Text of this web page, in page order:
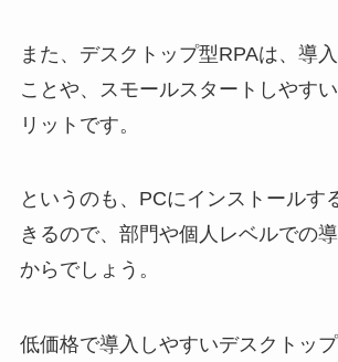
また、デスクトップ型RPAは、導
ことや、スモールスタートしやす
リットです。
というのも、PCにインストールす
きるので、部門や個人レベルでの
からでしょう。
低価格で導入しやすいデスクトッ